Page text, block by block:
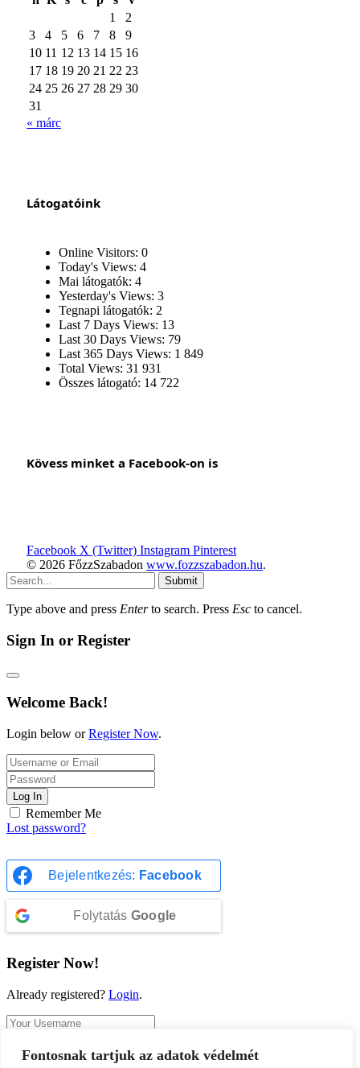
Fontosnak tartjuk az adatok védelmét
1
2
3
4 5 6 7 8
9
10 11 12 13 14 15 16
17 18 19 20 21 22 23
24 25 26 27 28 29 30
31
« márc
Látogatóink
Online Visitors: 0
Today's Views: 4
Mai látogatók: 4
Yesterday's Views: 3
Tegnapi látogatók: 2
Last 7 Days Views: 13
Last 30 Days Views: 79
Last 365 Days Views: 1 849
Total Views: 31 931
Összes látogató: 14 722
Kövess minket a Facebook-on is
Facebook X (Twitter) Instagram Pinterest
© 2026 FőzzSzabadon www.fozzszabadon.hu.
Submit
Type above and press Enterto search. Press Esc to cancel.
Sign In or Register
Welcome Back!
Login below orRegister Now.
Log In
Remember Me
Lost password?
Bejelentkezés: Facebook
Folytatás Google
Register Now!
Already registered? Login.
Register